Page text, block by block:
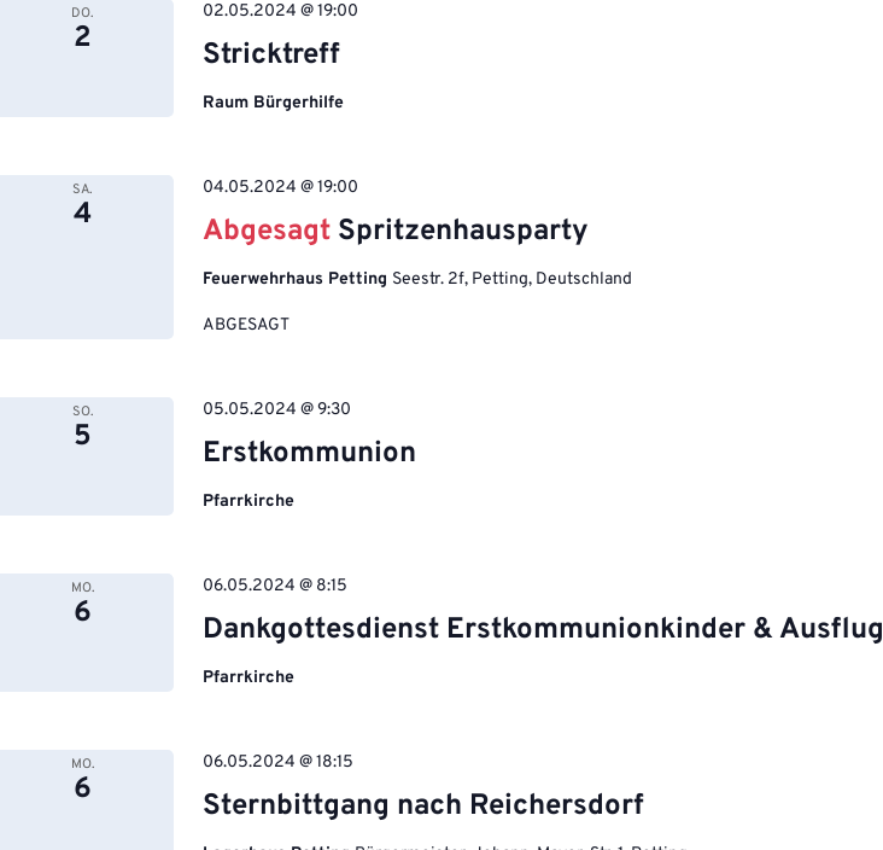
DO.
2 Stricktreff
02.05.2024 @ 19:00
Raum Bürgerhilfe
SA.
4 Abgesagt Spritzenhausparty
04.05.2024 @ 19:00
Feuerwehrhaus Petting Seestr. 2f, Petting, Deutschland
ABGESAGT
SO.
5 Erstkommunion
05.05.2024 @ 9:30
Pfarrkirche
MO.
6 Dankgottesdienst Erstkommunionkinder & Ausflug
06.05.2024 @ 8:15
Pfarrkirche
MO.
6 Sternbittgang nach Reichersdorf
06.05.2024 @ 18:15